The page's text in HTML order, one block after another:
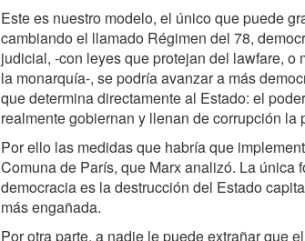
Este es nuestro modelo, el único que puede
cambiando el llamado Régimen del 78,
judicial, -con leyes que protejan del lawfare,
la monarquía-, se podría avanzar a más
que determina directamente al Estado: el
realmente gobiernan y llenan de corrupción la
Por ello las medidas que habría que
Comuna de París, que Marx analizó. La única
democracia es la destrucción del Estado
más engañada.
Por otra parte, a nadie le puede extrañar que